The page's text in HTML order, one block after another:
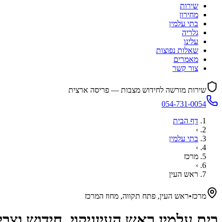
שירות
מחירון
בתי עלמין
גלריה
עלינו
שאלות נפוצות
מאמרים
צור קשר
שירות מורשה לחידוש מצבות — פריסה ארצית
054-731-0054
דף הבית
›
בתי עלמין
›
מרכז
›
ראש העין
מרכז•ראש העין, פתח תקווה, מחוז המרכז